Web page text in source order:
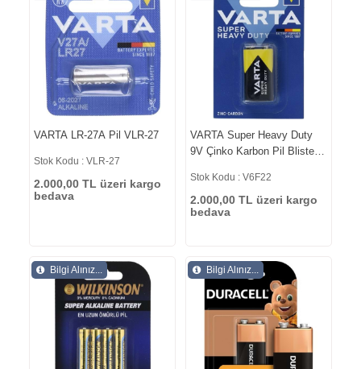
VARTA LR-27A Pil VLR-27
Stok Kodu : VLR-27
2.000,00 TL üzeri kargo
bedava
VARTA Super Heavy Duty
9V Çinko Karbon Pil Blisterli
Stok Kodu : V6F22
2.000,00 TL üzeri kargo
bedava
Bilgi Alınız... Bilgi Alınız...